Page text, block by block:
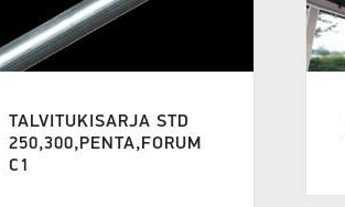
TALVITUKISARJA STD
250,300,PENTA,FORUM
C1